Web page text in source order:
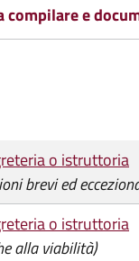
compilare e
o istruttoria
brevi ed
o istruttoria
alla viabilità)